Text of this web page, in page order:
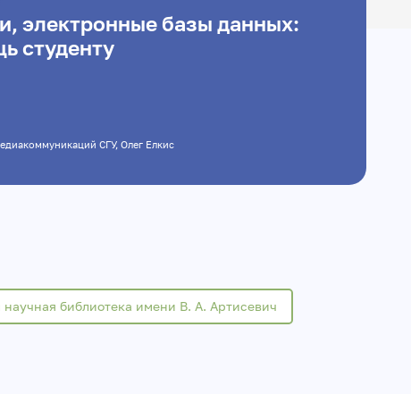
электронные базы данных:
студенту
медиакоммуникаций СГУ, Олег Елкис
научная библиотека имени В. А. Артисевич